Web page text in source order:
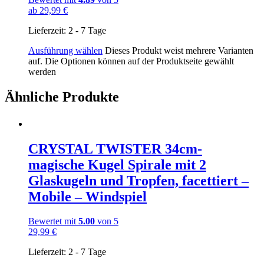
ab 29,99 €
Lieferzeit: 2 - 7 Tage
Ausführung wählen Dieses Produkt weist mehrere Varianten
auf. Die Optionen können auf der Produktseite gewählt
werden
Ähnliche Produkte
CRYSTAL TWISTER 34cm-
magische Kugel Spirale mit 2
Glaskugeln und Tropfen, facettiert –
Mobile – Windspiel
Bewertet mit5.00 von 5
29,99 €
Lieferzeit: 2 - 7 Tage